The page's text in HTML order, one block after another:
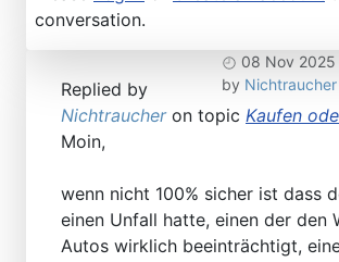
conversation.
08 Nov 2025
by Nichtraucher
Replied by
Nichtraucheron topic Kaufen
Moin,
wenn nicht 100% sicher ist dass
einen Unfall hatte, einen der den
Autos wirklich beeinträchtigt,